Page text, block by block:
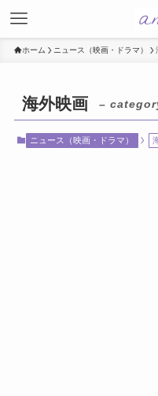
ホーム ニュース（映画・ドラマ）
海外映画 –
ニュース（映画・ドラマ）